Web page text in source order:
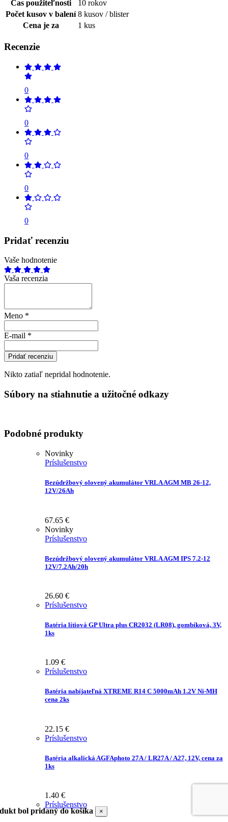
Čas použiteľnosti
10 rokov
Počet kusov v balení 8 kusov / blister
Cena je za
1 kus
Recenzie
0
0
0
0
0
Pridať recenziu
Vaše hodnotenie
Vaša recenzia
Meno *
E-mail *
Pridať recenziu
Nikto zatiaľ nepridal hodnotenie.
Súbory na stiahnutie a užitočné odkazy
Podobné produkty
Novinky
Príslušenstvo
Bezúdržbový olovený akumulátor VRLA AGM MB 26-12,
12V/26Ah
67.65 €
Novinky
Príslušenstvo
Bezúdržbový olovený akumulátor VRLA AGM IPS 7.2-12
12V/7.2Ah/20h
26.60 €
Príslušenstvo
Batéria lítiová GP Ultra plus CR2032 (LR08), gombíková, 3V,
1ks
1.09 €
Príslušenstvo
Batéria nabíjateľná XTREME R14 C 5000mAh 1.2V Ni-MH
cena 2ks
22.15 €
Príslušenstvo
Batéria alkalická AGFAphoto 27A / LR27A / A27, 12V, cena za
1ks
1.40 €
Príslušenstvo
bol pridaný do košíka ×